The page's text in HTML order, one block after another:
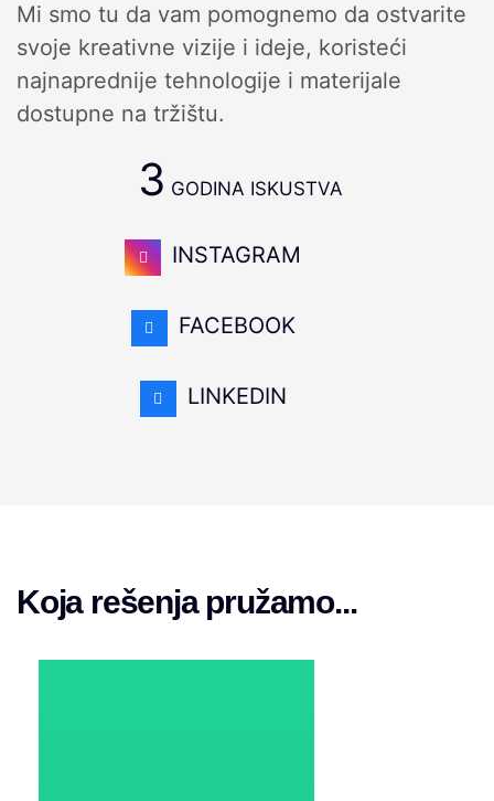
Mi smo tu da vam pomognemo da ostvarite
svoje kreativne vizije i ideje, koristeći
najnaprednije tehnologije i materijale
dostupne na tržištu.
3 GODINA ISKUSTVA
INSTAGRAM
FACEBOOK
LINKEDIN
Koja rešenja pružamo...